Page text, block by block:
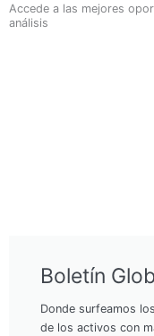
Accede a las mejores
análisis
Boletín
Donde surfeamos
de los activos con